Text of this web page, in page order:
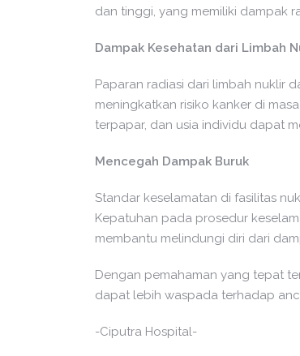
dan tinggi, yang memiliki dampak
Dampak Kesehatan dari Limbah
Paparan radiasi dari limbah nuklir
meningkatkan risiko kanker di
terpapar, dan usia individu dapat
Mencegah Dampak Buruk
Standar keselamatan di fasilitas
Kepatuhan pada prosedur
membantu melindungi diri dari
Dengan pemahaman yang tepat
dapat lebih waspada terhadap
-Ciputra Hospital-